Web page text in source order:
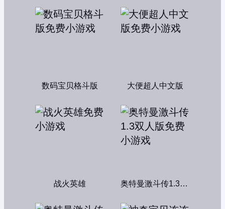
数码宝贝格斗版 大便超人中文版
战火英雄 奥特曼激斗传1.3双人版